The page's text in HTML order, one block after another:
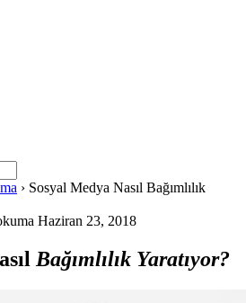
› Sosyal Medya Nasıl Bağımlılık
Haziran 23, 2018
Bağımlılık Yaratıyor?